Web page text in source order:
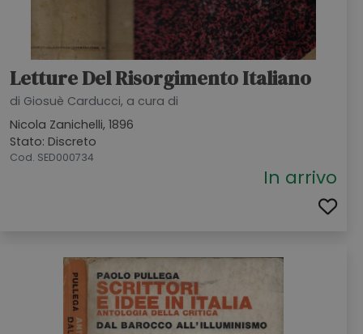
Letture Del Risorgimento Italiano
di Giosuè Carducci, a cura di
Nicola Zanichelli, 1896
Stato: Discreto
Cod. SED000734
In arrivo